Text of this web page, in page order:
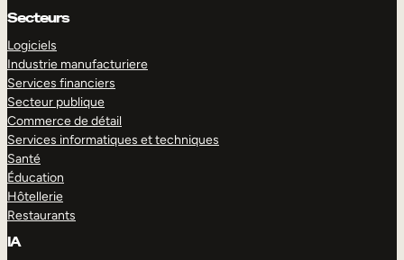
Secteurs
Logiciels
Industrie manufacturiere
Services financiers
Secteur publique
Commerce de détail
Services informatiques et techniques
Santé
Éducation
Hôtellerie
Restaurants
IA